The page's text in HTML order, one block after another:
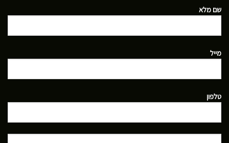
שם מלא
מייל
טלפון